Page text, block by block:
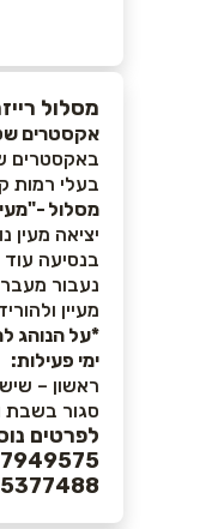
מסלול רייזר
אקסטרים
באקסטרים
בעלי רמות
מסלול -
יציאה
בנסיעה
נעבור
מעיין
*על הנוהג
ימי פעילות:
ראשון –
סגור בשבת
לפרטים